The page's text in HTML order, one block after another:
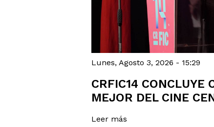
Lunes, Agosto 3, 2026 - 15:29
CRFIC14 CONCLUYE
MEJOR DEL CINE
Leer más